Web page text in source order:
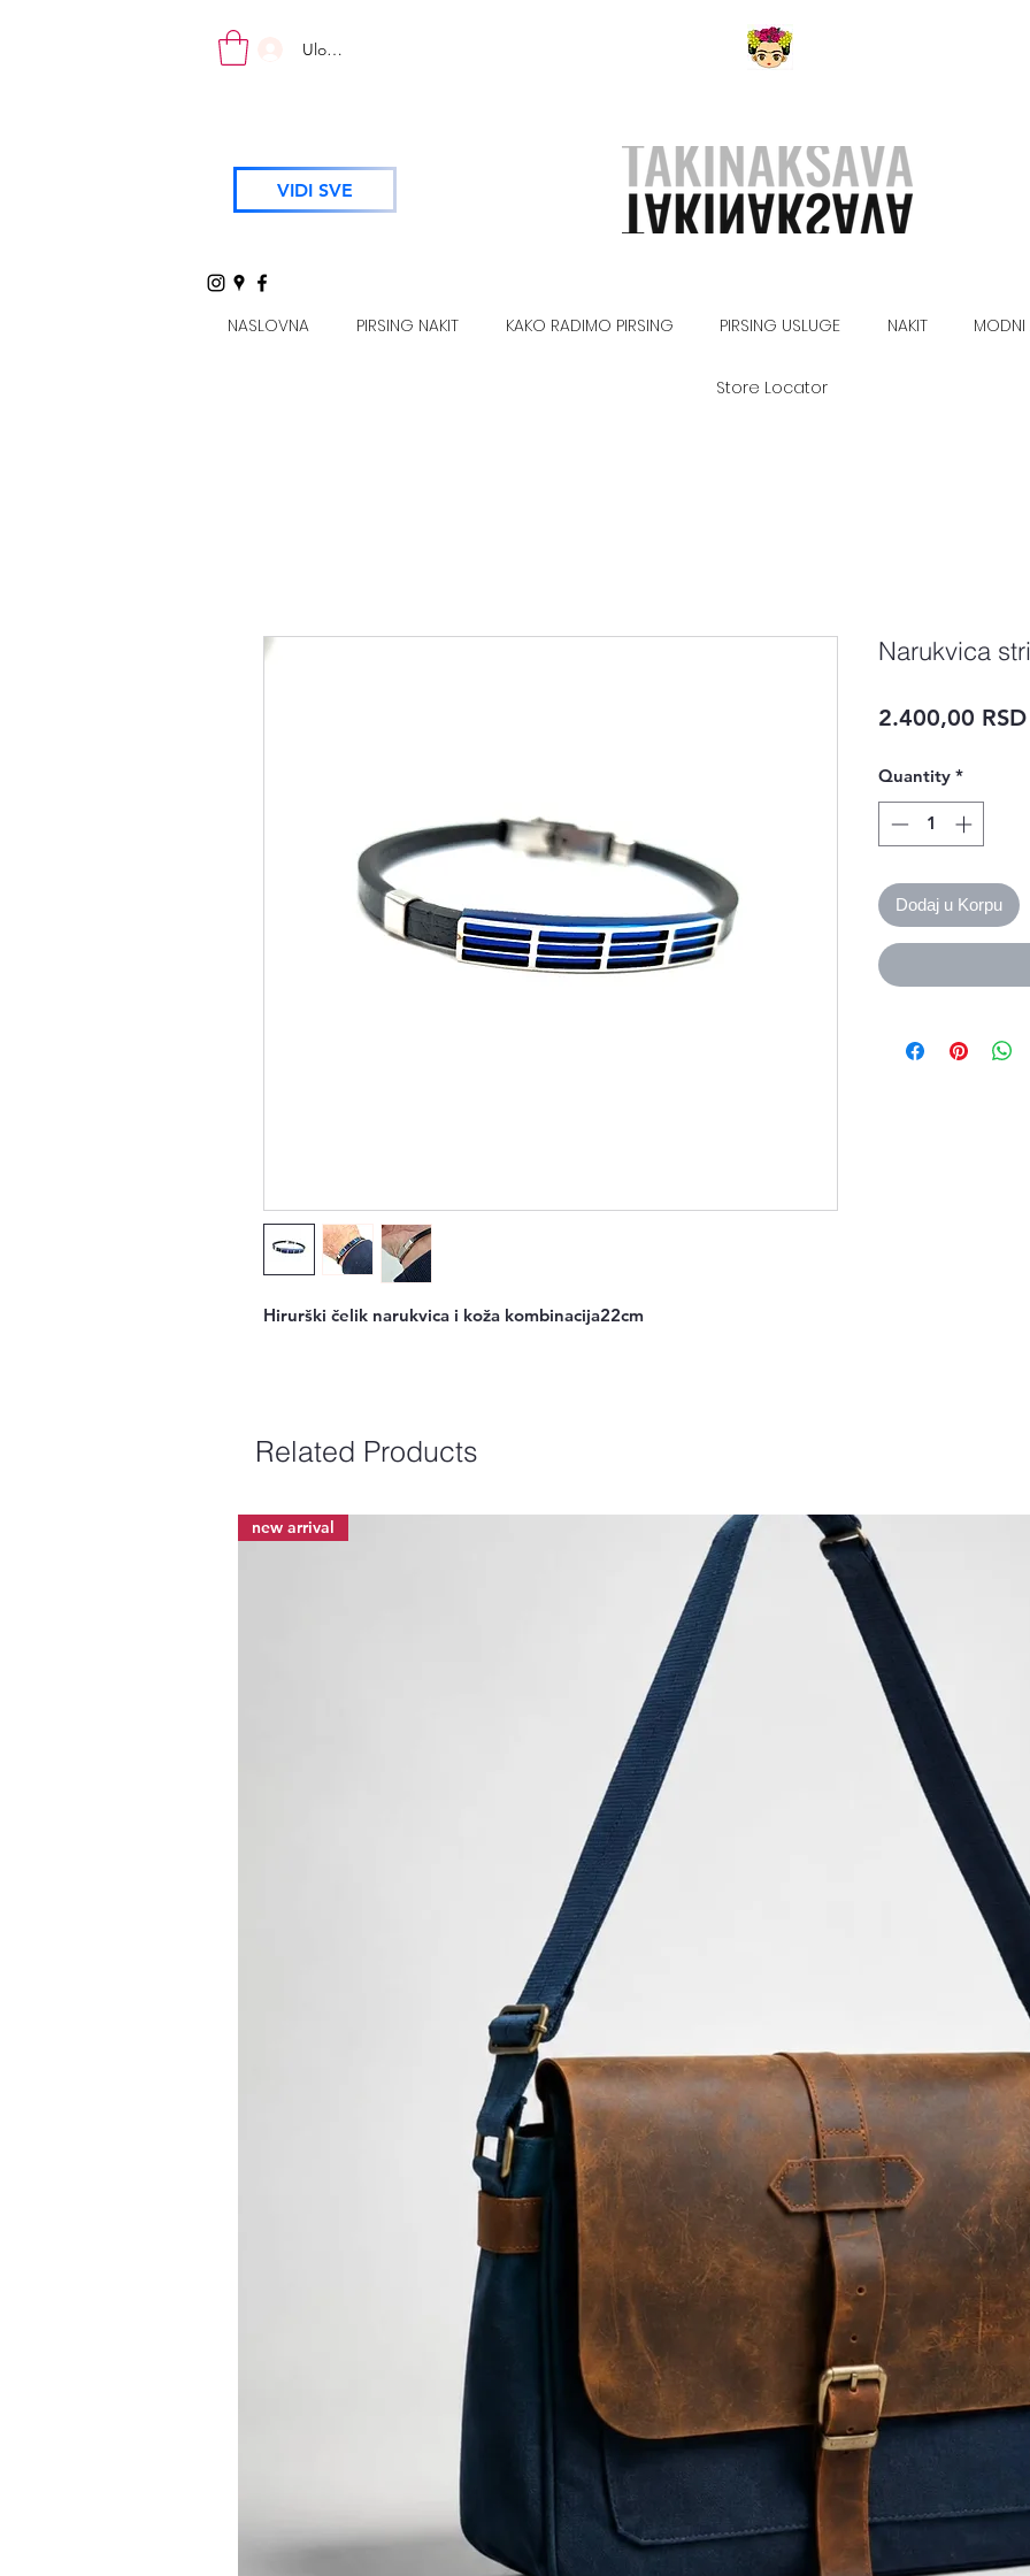
Uloguj se
VIDI SVE
NASLOVNA PIRSING NAKIT KAKO RADIMO PIRSING PIRSING USLUGE NAKIT MODNI
Store Locator
Hirurški čelik narukvica i koža kombinacija22cm
Narukvica
2.400,00 RSD
Quantity *
Dodaj u Korpu
Related Products
new arrival